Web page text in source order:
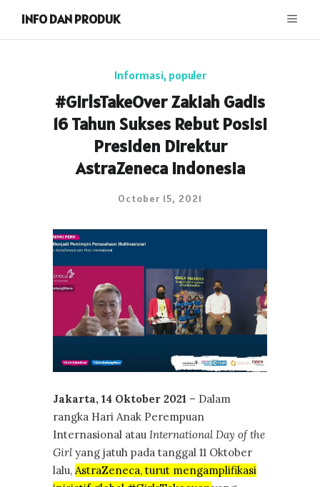
INFO DAN PRODUK
Informasi, populer
#GirlsTakeOver Zakiah Gadis
16 Tahun Sukses Rebut Posisi
Presiden Direktur
AstraZeneca Indonesia
October 15, 2021
Jakarta, 14 Oktober 2021 – Dalam
rangka Hari Anak Perempuan
Internasional atau International Day of the
Girl yang jatuh pada tanggal 11 Oktober
lalu, AstraZeneca, turut mengamplifikasi